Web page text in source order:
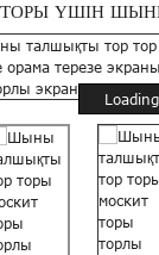
ТОРЫ ҮШІН